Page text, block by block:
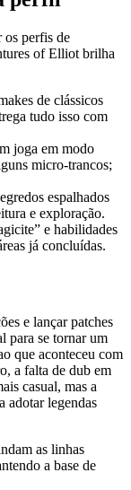
os perfis de
of Elliot brilha
de clássicos
tudo isso com
joga em modo
micro‑trancos;
espalhados
e exploração.
e habilidades
já concluídas.
e lançar patches
para se tornar um
que aconteceu com
a falta de dub em
casual, mas a
adotar legendas
as linhas
a base de